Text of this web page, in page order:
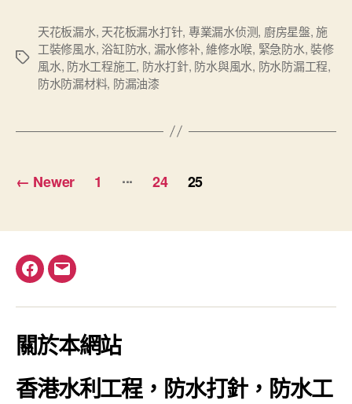
Tags
天花板漏水, 天花板漏水打针, 專業漏水侦测, 廚房星盤,施
工裝修風水, 浴缸防水, 漏水修补,維修水喉, 緊急防水,裝修
風水, 防水工程施工, 防水打針, 防水與風水, 防水防漏工程,
防水防漏材料, 防漏油漆
Posts
← Newer 1 ... 24 25
Facebook
電
關於本網站
香港水利工程，防水打針，防水工